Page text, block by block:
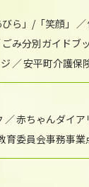
ら」/「笑顔」
ごみ分別ガイドブ
安平町介護保
赤ちゃんダイア
育委員会事務事